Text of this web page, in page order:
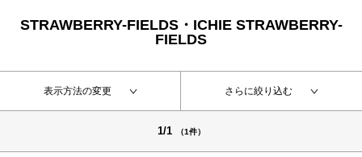
STRAWBERRY-FIELDS・ICHIE STRAWBERRY-
FIELDS
表示方法の変更 さらに絞り込む
1/1 （1件）